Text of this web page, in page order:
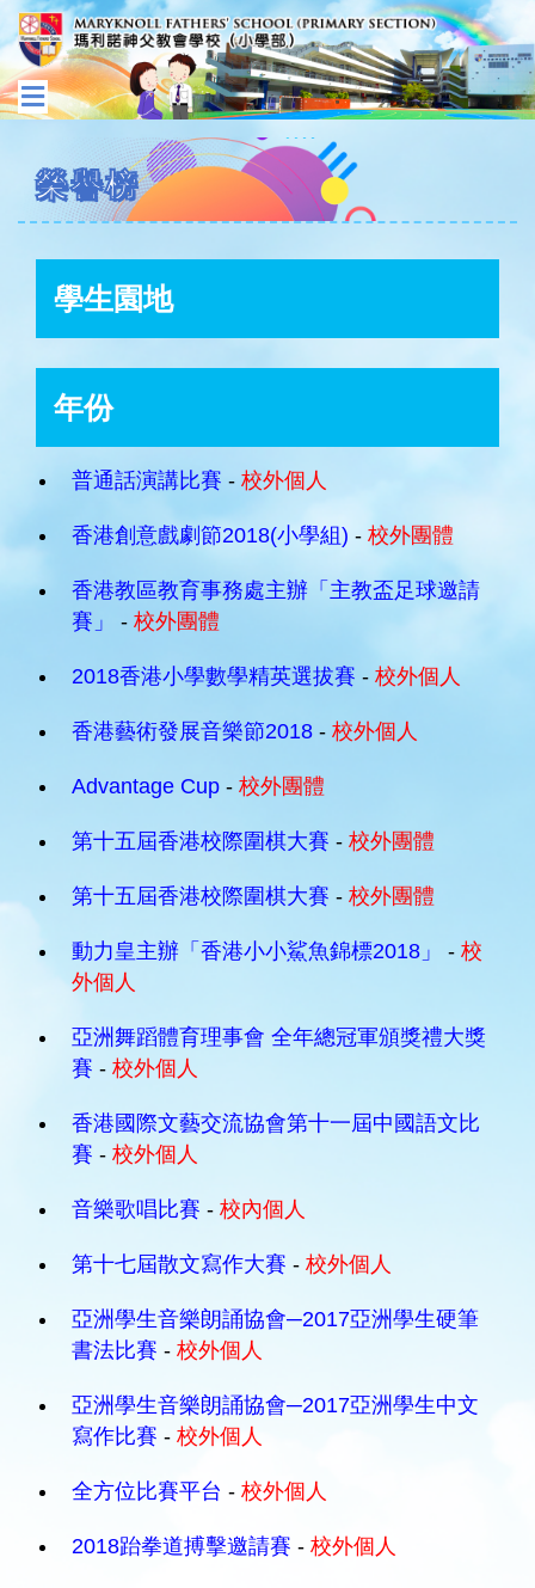
榮譽榜
學生園地
年份
普通話演講比賽 - 校外個人
香港創意戲劇節2018(小學組) - 校外團體
香港教區教育事務處主辦「主教盃足球邀請
賽」
- 校外團體
2018香港小學數學精英選拔賽 - 校外個人
香港藝術發展音樂節2018 - 校外個人
Advantage Cup - 校外團體
第十五屆香港校際圍棋大賽 - 校外團體
第十五屆香港校際圍棋大賽 - 校外團體
動力皇主辦「香港小小鯊魚錦標2018」 - 校
外個人
亞洲舞蹈體育理事會 全年總冠軍頒獎禮大獎
賽 - 校外個人
香港國際文藝交流協會第十一屆中國語文比
賽 - 校外個人
音樂歌唱比賽 - 校內個人
第十七屆散文寫作大賽 - 校外個人
亞洲學生音樂朗誦協會─2017亞洲學生硬筆
書法比賽 - 校外個人
亞洲學生音樂朗誦協會─2017亞洲學生中文
寫作比賽 - 校外個人
全方位比賽平台 - 校外個人
2018跆拳道搏擊邀請賽 - 校外個人